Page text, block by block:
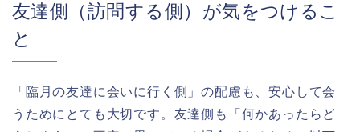
友達側（訪問する側）が気をつけるこ
と
「臨月の友達に会いに行く側」の配慮も、安心して会
うためにとても大切です。友達側も「何かあったらど